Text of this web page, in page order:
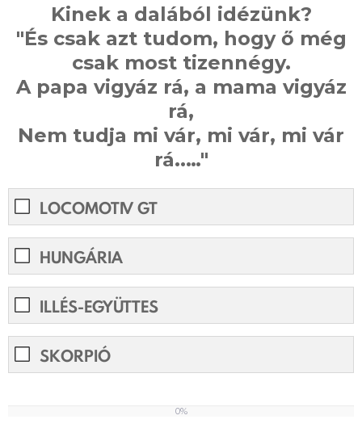
Kinek a dalából idézünk?
"És csak azt tudom, hogy ő még
csak most tizennégy.
A papa vigyáz rá, a mama vigyáz
rá,
Nem tudja mi vár, mi vár, mi vár
rá..…"
LOCOMOTIV GT
HUNGÁRIA
ILLÉS-EGYÜTTES
SKORPIÓ
0%